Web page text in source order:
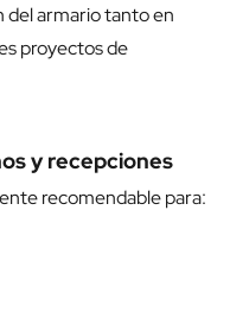
del armario tanto en
proyectos de
y recepciones
recomendable para: